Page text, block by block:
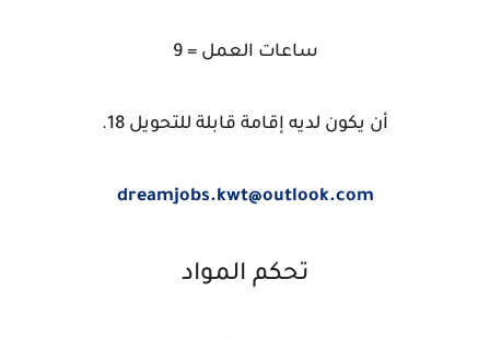
ساعات العمل = 9
أن يكون لديه إقامة قابلة للتحويل 18.
dreamjobs.kwt@outlook.com
تحكم المواد